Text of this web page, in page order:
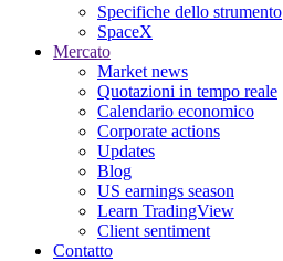
Specifiche dello strumento
SpaceX
Mercato
Market news
Quotazioni in tempo reale
Calendario economico
Corporate actions
Updates
Blog
US earnings season
Learn TradingView
Client sentiment
Contatto